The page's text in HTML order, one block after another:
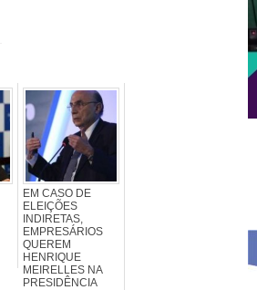
EM CASO DE
ELEIÇÕES
INDIRETAS,
EMPRESÁRIOS
QUEREM
HENRIQUE
MEIRELLES NA
PRESIDÊNCIA